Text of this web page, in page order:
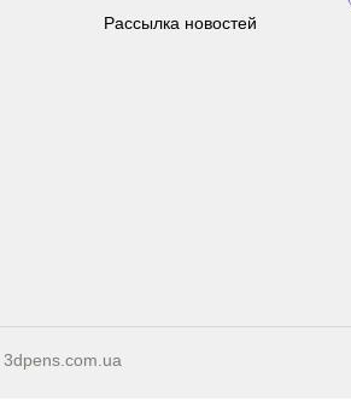
Рассылка новостей
3dpens.com.ua